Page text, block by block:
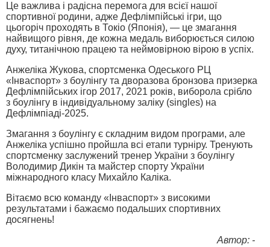
Це важлива і радісна перемога для всієї нашої
спортивної родини, адже Дефлімпійські ігри, що
цьогоріч проходять в Токіо (Японія), — це змагання
найвищого рівня, де кожна медаль виборюється силою
духу, титанічною працею та неймовірною вірою в успіх.
Анжеліка Жукова, спортсменка Одеського РЦ
«Інваспорт» з боулінгу та дворазова бронзова призерка
Дефлімпійських ігор 2017, 2021 років, виборола срібло
з боулінгу в індивідуальному заліку (singles) на
Дефлімпіаді-2025.
Змагання з боулінгу є складним видом програми, але
Анжеліка успішно пройшла всі етапи турніру. Тренують
спортсменку заслужений тренер України з боулінгу
Володимир Дикін та майстер спорту України
міжнародного класу Михайло Каліка.
Вітаємо всю команду «Інваспорт» з високими
результатами і бажаємо подальших спортивних
досягнень!
Автор: -